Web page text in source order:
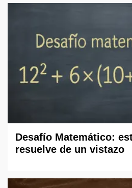
Desafío Matemático:
resuelve de un vistazo